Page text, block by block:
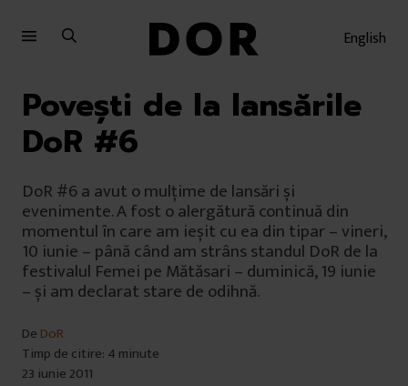
English
Povești de la lansările
DoR #6
DoR #6 a avut o mulțime de lansări și
evenimente. A fost o alergătură continuă din
momentul în care am ieșit cu ea din tipar – vineri,
10 iunie – până când am strâns standul DoR de la
festivalul Femei pe Mătăsari – duminică, 19 iunie
– și am declarat stare de odihnă.
De DoR
Timp de citire: 4 minute
23 iunie 2011